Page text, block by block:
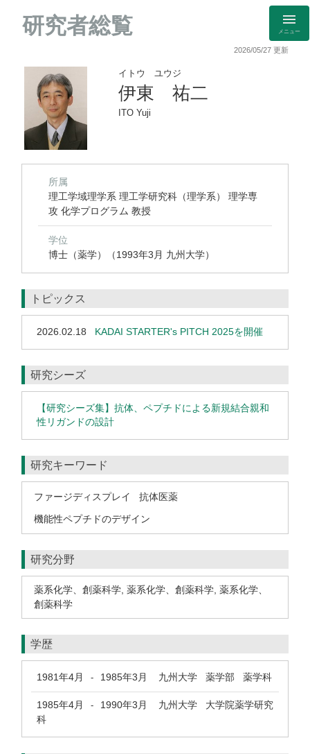
研究者総覧 メニュー
2026/05/27 更新
イトウ ユウジ
伊東 祐二
ITO Yuji
所属
理工学域理学系 理工学研究科（理学系） 理学専
攻 化学プログラム 教授
学位
博士（薬学）（1993年3月 九州大学）
トピックス
2026.02.18 KADAI STARTER's PITCH 2025を開催
研究シーズ
【研究シーズ集】抗体、ペプチドによる新規結合親和
性リガンドの設計
研究キーワード
ファージディスプレイ
抗体医薬
機能性ペプチドのデザイン
研究分野
薬系化学、創薬科学 薬系化学、創薬科学 薬系化学、
創薬科学
学歴
1981年4月 - 1985年3月 九州大学 薬学部 薬学科
1985年4月 - 1990年3月
九州大学 大学院薬学研究
科